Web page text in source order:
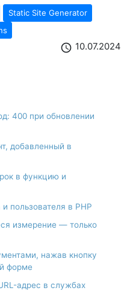
Static Site Generator
schedule 10.07.2024
400 при обновлении
добавленный в
в функцию и
пользователя в PHP
измерение — только
нажав кнопку
форме
адрес в службах